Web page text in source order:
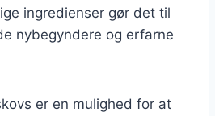
ingredienser gør det til
nybegyndere og erfarne
er en mulighed for at